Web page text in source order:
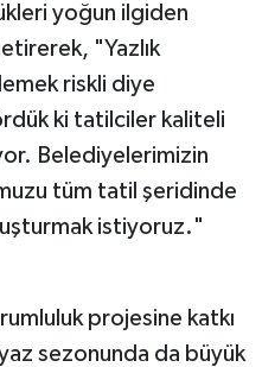
yoğun ilgiden
"Yazlık
riskli diye
ki tatilciler kaliteli
Belediyelerimizin
tüm tatil şeridinde
istiyoruz."
projesine katkı
sezonunda da büyük